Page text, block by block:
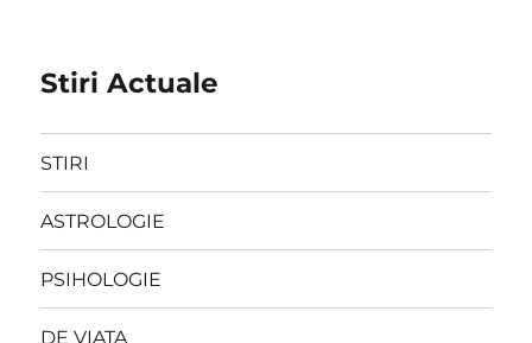
Stiri Actuale
STIRI
ASTROLOGIE
PSIHOLOGIE
DE VIATA